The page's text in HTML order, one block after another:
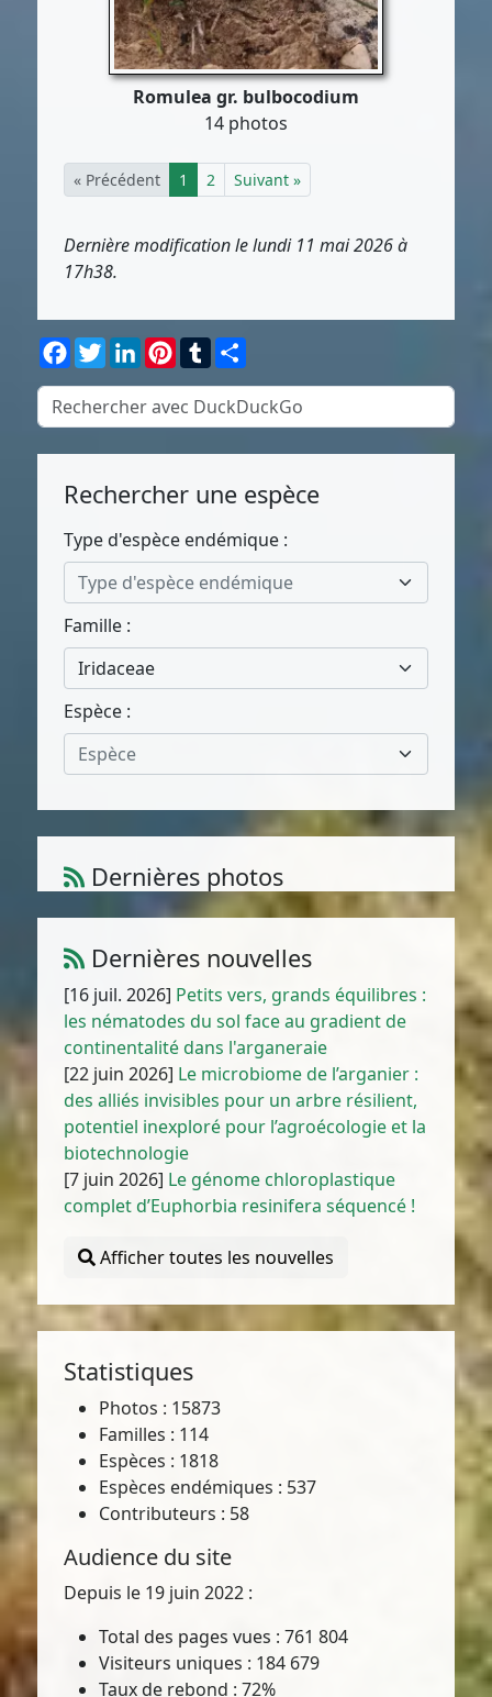
Romulea gr. bulbocodium
14 photos
« Précédent 1 2 Suivant »
Dernière modification le lundi 11 mai 2026 à
17h38.
Facebook
TwitterLinkedInPinterest
Tumblr
Rechercher une espèce
Type d'espèce endémique :
Type d'espèce endémique
Famille :
Iridaceae
Espèce :
Espèce
Dernières photos
Amaranthus muricatus (Moq.) Hieron.
Dernières nouvelles
[16 juil. 2026] Petits vers, grands équilibres :
les nématodes du sol face au gradient de
continentalité dans l'arganeraie
[22 juin 2026] Le microbiome de l’arganier :
des alliés invisibles pour un arbre résilient,
potentiel inexploré pour l’agroécologie et la
biotechnologie
[7 juin 2026] Le génome chloroplastique
complet d’Euphorbia resinifera séquencé !
Afficher toutes les nouvelles
Statistiques
Photos : 15873
Familles : 114
Espèces : 1818
Espèces endémiques : 537
Contributeurs : 58
Audience du site
Depuis le 19 juin 2022 :
Total des pages vues : 761 804
Visiteurs uniques : 184 679
Taux de rebond : 72%